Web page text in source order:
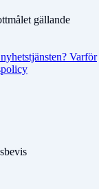
gällande
Varför